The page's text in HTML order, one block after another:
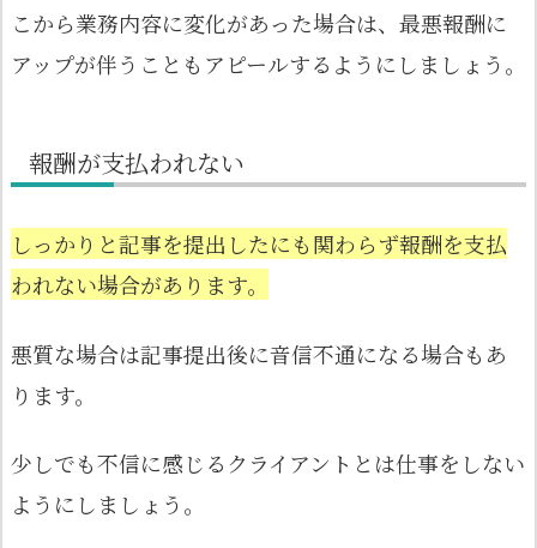
こから業務内容に変化があった場合は、最悪報酬に
アップが伴うこともアピールするようにしましょう。
報酬が支払われない
しっかりと記事を提出したにも関わらず報酬を支払
われない場合があります。
悪質な場合は記事提出後に音信不通になる場合もあ
ります。
少しでも不信に感じるクライアントとは仕事をしない
ようにしましょう。